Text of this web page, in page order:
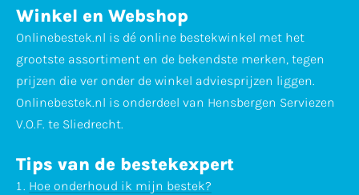
Winkel en Webshop
Onlinebestek.nl is dé online bestekwinkel met het
grootste assortiment en de bekendste merken, tegen
prijzen die ver onder de winkel adviesprijzen liggen.
Onlinebestek.nl is onderdeel van Hensbergen Serviezen
V.O.F. te Sliedrecht.
Tips van de bestekexpert
Hoe onderhoud ik mijn bestek?